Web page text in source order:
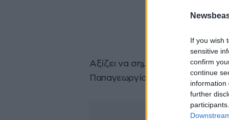
If you wish
sensitive
confirm
continue
information
further
Αξίζει να σημειωθεί ότι
Παπαγεωργίου, μιλώντας στο